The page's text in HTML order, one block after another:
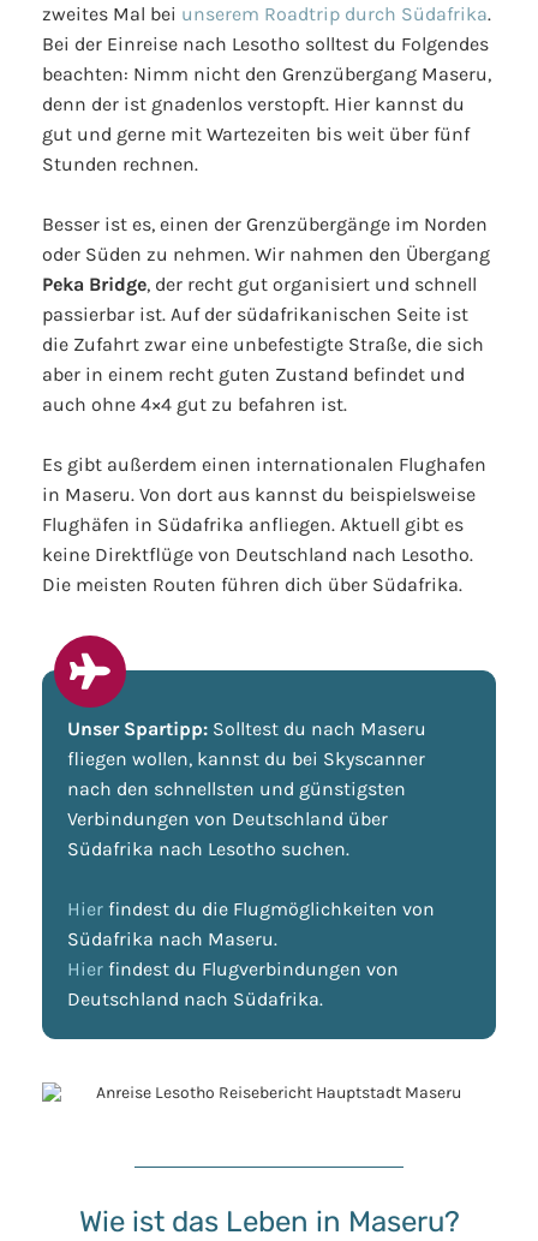
zweites Mal bei unserem Roadtrip durch Südafrika.
Bei der Einreise nach Lesotho solltest du Folgendes
beachten: Nimm nicht den Grenzübergang Maseru,
denn der ist gnadenlos verstopft. Hier kannst du
gut und gerne mit Wartezeiten bis weit über fünf
Stunden rechnen.
Besser ist es, einen der Grenzübergänge im Norden
oder Süden zu nehmen. Wir nahmen den Übergang
Peka Bridge, der recht gut organisiert und schnell
passierbar ist. Auf der südafrikanischen Seite ist
die Zufahrt zwar eine unbefestigte Straße, die sich
aber in einem recht guten Zustand befindet und
auch ohne 4×4 gut zu befahren ist.
Es gibt außerdem einen internationalen Flughafen
in Maseru. Von dort aus kannst du beispielsweise
Flughäfen in Südafrika anfliegen. Aktuell gibt es
keine Direktflüge von Deutschland nach Lesotho.
Die meisten Routen führen dich über Südafrika.
Unser Spartipp: Solltest du nach Maseru
fliegen wollen, kannst du bei Skyscanner
nach den schnellsten und günstigsten
Verbindungen von Deutschland über
Südafrika nach Lesotho suchen.
Hier findest du die Flugmöglichkeiten von
Südafrika nach Maseru.
Hier findest du Flugverbindungen von
Deutschland nach Südafrika.
Wie ist das Leben in Maseru?